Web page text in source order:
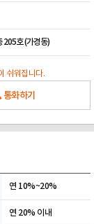
205호 (가경동)
쉬워집니다.
통화하기
연 10%~20%
연 20% 이내